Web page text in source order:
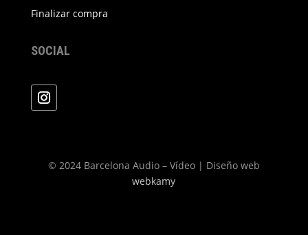
Finalizar compra
SOCIAL
© 2024 Barcelona Audio – Vídeo | Diseño web
webkamy